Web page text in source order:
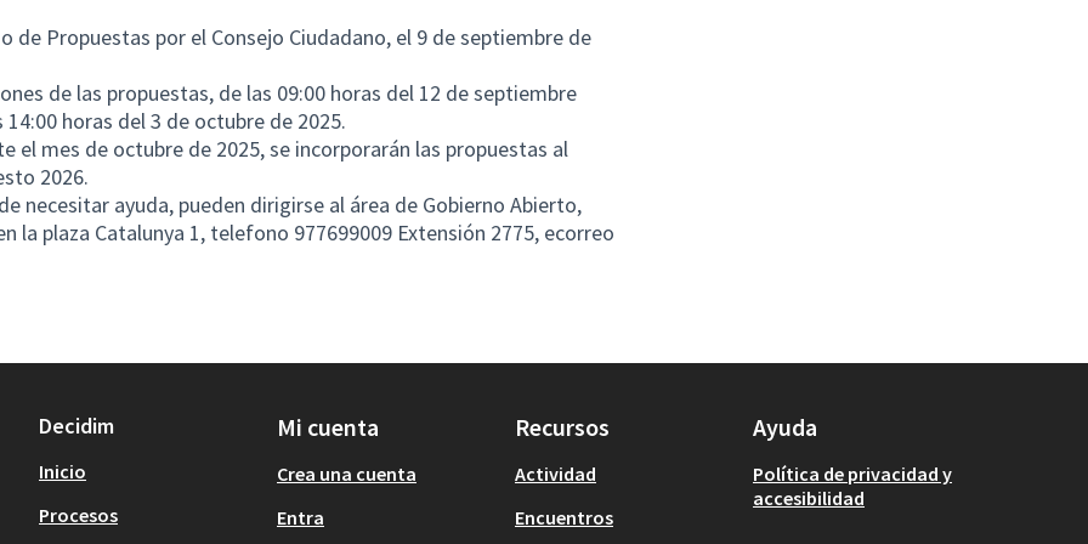
de Propuestas por el Consejo Ciudadano, el 9 de septiembre de
de las propuestas, de las 09:00 horas del 12 de septiembre
14:00 horas del 3 de octubre de 2025.
el mes de octubre de 2025, se incorporarán las propuestas al
2026.
necesitar ayuda, pueden dirigirse al área de Gobierno Abierto,
la plaza Catalunya 1, telefono 977699009 Extensión 2775, ecorreo
Decidim
Inicio
Procesos
Mi cuenta
Crea una cuenta
Entra
Recursos
Actividad
Encuentros
Ayuda
Política de privacidad y
accesibilidad